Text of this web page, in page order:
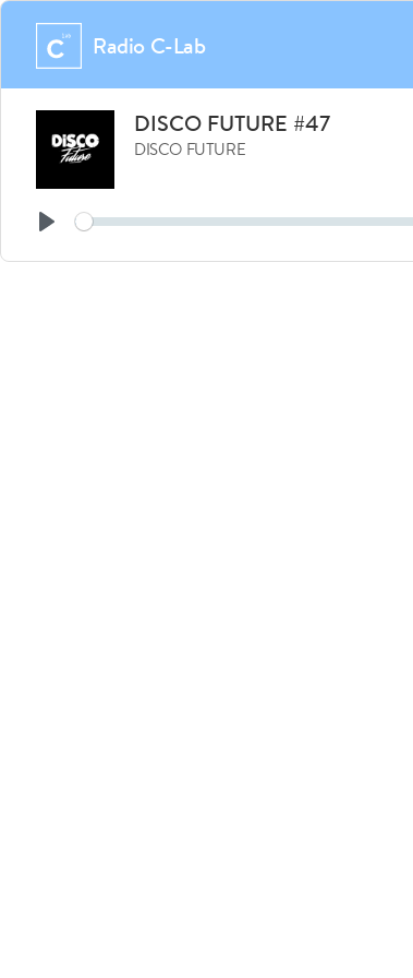
Radio C-Lab
DISCO FUTURE #47
DISCO FUTURE
Play